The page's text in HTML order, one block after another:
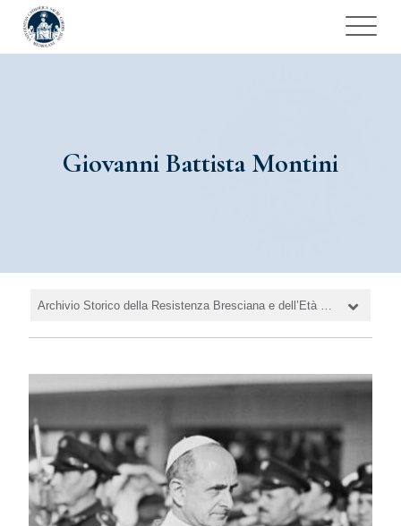
Giovanni Battista Montini